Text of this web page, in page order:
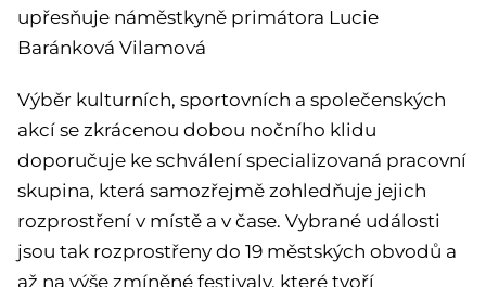
upřesňuje náměstkyně primátora Lucie
Baránková Vilamová
Výběr kulturních, sportovních a společenských
akcí se zkrácenou dobou nočního klidu
doporučuje ke schválení specializovaná pracovní
skupina, která samozřejmě zohledňuje jejich
rozprostření v místě a v čase. Vybrané události
jsou tak rozprostřeny do 19 městských obvodů a
až na výše zmíněné festivaly, které tvoří